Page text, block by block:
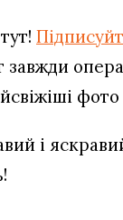
завжди
фото
і